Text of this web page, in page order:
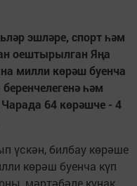
әр эш­лә­ре, спорт һәм
оеш­ты­рыл­ган Яңа
мил­ли кө­рәш бу­ен­ча
ә һәм
64 кө­рәш­че - 4
үс­кән, бил­бау кө­рә­ше
кө­рәш бу­ен­ча күп